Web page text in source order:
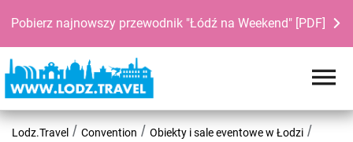
Pobierz najnowszy przewodnik "Łódź na Weekend" [PDF]
Lodz.Travel Convention
Obiekty i sale eventowe w Łodzi